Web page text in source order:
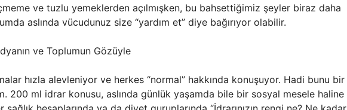
ve tuzlu yemeklerden açılmışken, bu bahsettiğimiz şeyler biraz daha
aslında vücudunuz size “yardım et” diye bağırıyor olabilir.
ve Toplumun Gözüyle
hızla alevleniyor ve herkes “normal” hakkında konuşuyor. Hadi bunu bir
200 ml idrar konusu, aslında günlük yaşamda bile bir sosyal mesele haline